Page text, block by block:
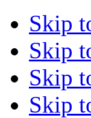
Skip
Skip
Skip
Skip